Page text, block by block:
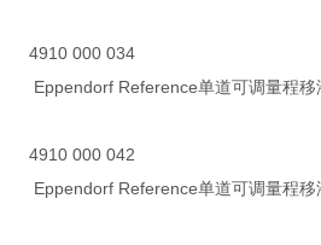
4910 000 034
Eppendorf Reference单道可调量程
4910 000 042
Eppendorf Reference单道可调量程